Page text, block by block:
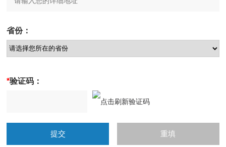
省份：
*验证码：